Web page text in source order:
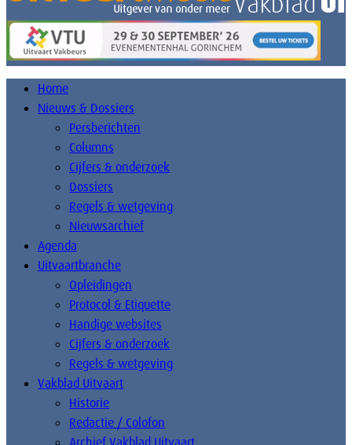
Home
Nieuws & Dossiers
Persberichten
Columns
Cijfers & onderzoek
Dossiers
Regels & wetgeving
Nieuwsarchief
Agenda
Uitvaartbranche
Opleidingen
Protocol & Etiquette
Handige websites
Cijfers & onderzoek
Regels & wetgeving
Vakblad Uitvaart
Historie
Redactie / Colofon